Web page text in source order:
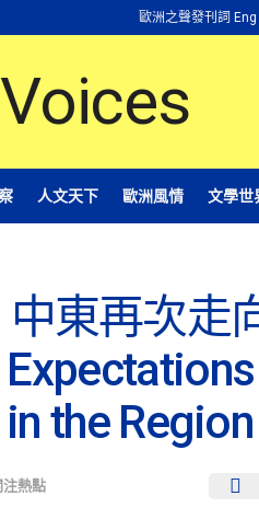
歐洲之聲發刊詞 Eng
人文天下 歐洲風情 文學世
東再次走
the Region
注熱點